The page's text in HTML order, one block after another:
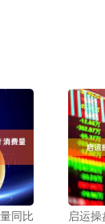
同比
启运